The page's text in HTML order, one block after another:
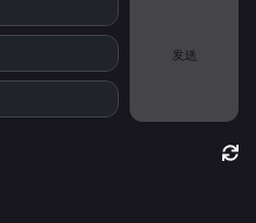
发送